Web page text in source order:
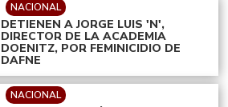
NACIONAL
DETIENEN A JORGE LUIS 'N',
DIRECTOR DE LA ACADEMIA
DOENITZ, POR FEMINICIDIO DE
DAFNE
NACIONAL